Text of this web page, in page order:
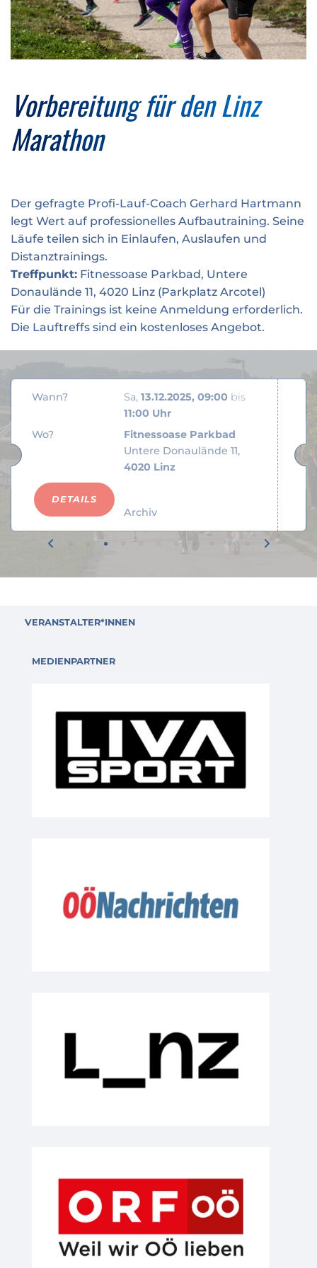
ÖGK Juniormarathon
Special Olympics Run
Schule läuft
Feuerwehr läuft
Staatsmeisterschaft
Medaillengravur
Treue Clubs
Service der Linz Linien
Verkehrsinfo
Zeitmessung
Vorbereitung für den Linz
Marathon
Der gefragte Profi-Lauf-Coach Gerhard Hartmann
legt Wert auf professionelles Aufbautraining. Seine
Läufe teilen sich in Einlaufen, Auslaufen und
Distanztrainings.
Treffpunkt: Fitnessoase Parkbad, Untere
Donaulände 11, 4020 Linz (Parkplatz Arcotel)
Für die Trainings ist keine Anmeldung erforderlich.
Die Lauftreffs sind ein kostenloses Angebot.
Wann? Sa 13.12.2025, 09:00 bis
11:00 Uhr
Wo?
Fitnessoase Parkbad
Untere Donaulände 11
4020 Linz
Archiv
DETAILS
VERANSTALTER*INNEN
MEDIENPARTNER